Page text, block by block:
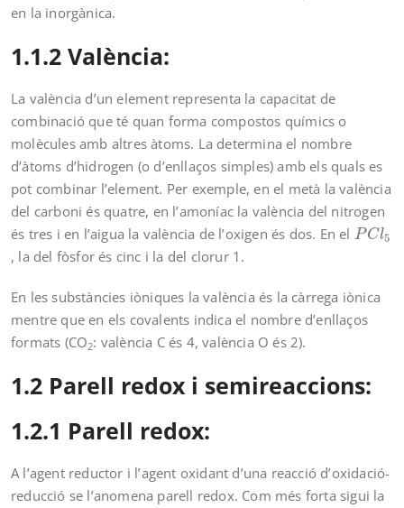
en la inorgànica.
1.1.2 València:
La valència d’un element representa la capacitat de
combinació que té quan forma compostos químics o
molècules amb altres àtoms. La determina el nombre
d’àtoms d’hidrogen (o d’enllaços simples) amb els quals es
pot combinar l’element. Per exemple, en el metà la valència
del carboni és quatre, en l’amoníac la valència del nitrogen
és tres i en l’aigua la valència de l’oxigen és dos. En el PCl5
PCl5
, la del fòsfor és cinc i la del clorur 1.
En les substàncies iòniques la valència és la càrrega iònica
mentre que en els covalents indica el nombre d’enllaços
formats (CO2: valència C és 4, valència O és 2).
1.2 Parell redox i semireaccions:
1.2.1 Parell redox:
A l’agent reductor i l’agent oxidant d’una reacció d’oxidació-
reducció se l’anomena parell redox. Com més forta sigui la